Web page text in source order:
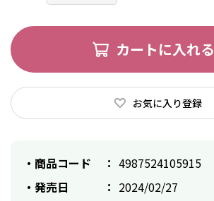
カートに入れる
お気に入り登録
商品コード
4987524105915
発売日
2024/02/27